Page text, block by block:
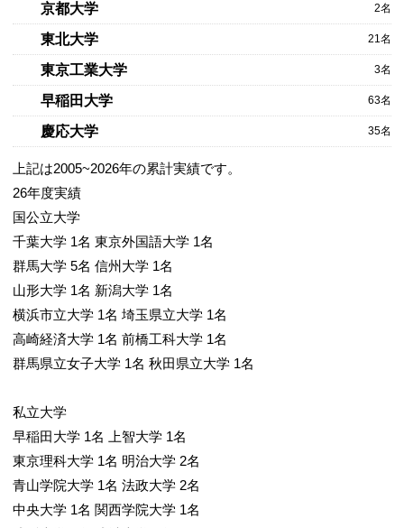
京都大学 2名
東北大学 21名
東京工業大学 3名
早稲田大学 63名
慶応大学 35名
上記は2005~2026年の累計実績です。
26年度実績
国公立大学
千葉大学 1名 東京外国語大学 1名
群馬大学 5名 信州大学 1名
山形大学 1名 新潟大学 1名
横浜市立大学 1名 埼玉県立大学 1名
高崎経済大学 1名 前橋工科大学 1名
群馬県立女子大学 1名 秋田県立大学 1名
私立大学
早稲田大学 1名 上智大学 1名
東京理科大学 1名 明治大学 2名
青山学院大学 1名 法政大学 2名
中央大学 1名 関西学院大学 1名